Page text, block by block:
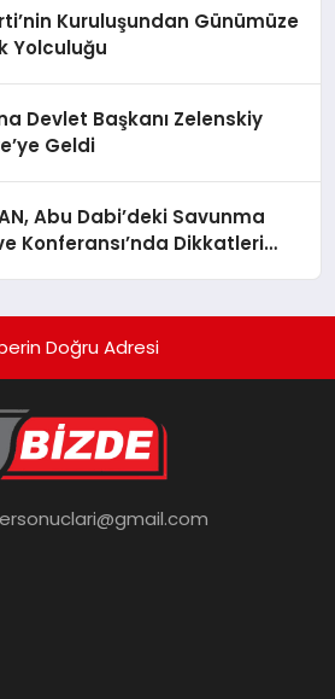
Kuruluşundan Günümüze
Yolculuğu
Devlet Başkanı Zelenskiy
Geldi
Abu Dabi’deki Savunma
Konferansı’nda Dikkatleri
Doğru Adresi